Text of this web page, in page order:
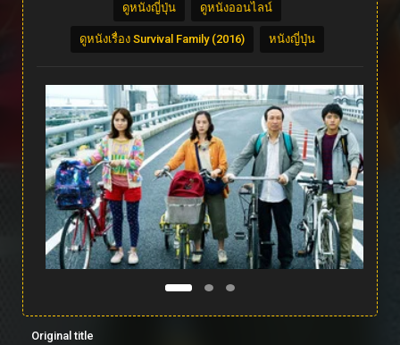
ดูหนังญี่ปุ่น ดูหนังออนไลน์
ดูหนังเรื่อง Survival Family (2016) หนังญี่ปุ่น
Original title